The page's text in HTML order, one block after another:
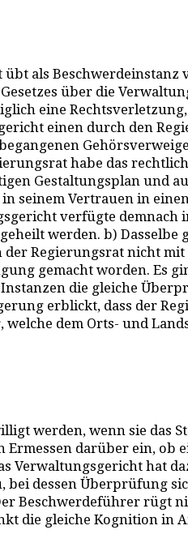
als
über die
eine
einen durch den
habe das
Gestaltungsplan und
seinem Vertrauen in
verfügte
werden. b) Dasselbe
Regierungsrat nicht
gemacht worden. Es
Instanzen die gleiche
erblickt, dass der
dem Orts- und
werden, wenn sie das
darüber ein, ob
Verwaltungsgericht hat
dessen Überprüfung
Beschwerdeführer rügt
die gleiche Kognition in